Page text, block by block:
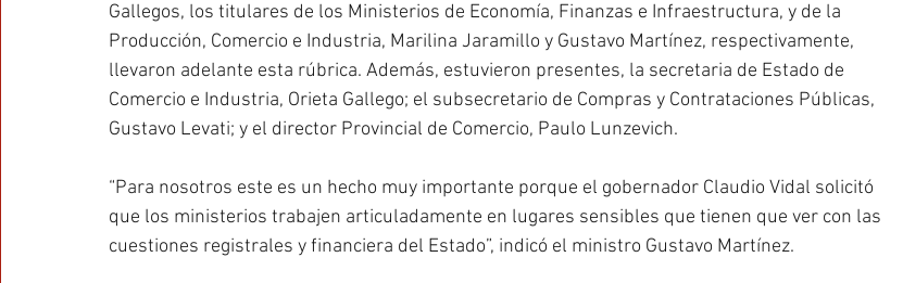
Gallegos, los titulares de los Ministerios de Economía, Finanzas e Infraestructura, y de la
Producción, Comercio e Industria, Marilina Jaramillo y Gustavo Martínez, respectivamente,
llevaron adelante esta rúbrica. Además, estuvieron presentes, la secretaria de Estado de
Comercio e Industria, Orieta Gallego; el subsecretario de Compras y Contrataciones Públicas,
Gustavo Levati; y el director Provincial de Comercio, Paulo Lunzevich.
“Para nosotros este es un hecho muy importante porque el gobernador Claudio Vidal solicitó
que los ministerios trabajen articuladamente en lugares sensibles que tienen que ver con las
cuestiones registrales y financiera del Estado”, indicó el ministro Gustavo Martínez.